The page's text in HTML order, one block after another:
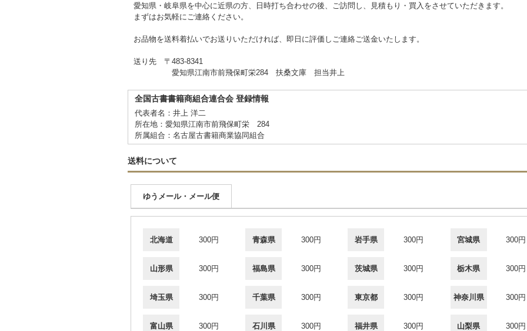
愛知県・岐阜県を中心に近県の方、日時打ち合わせの後、ご訪問し、見積もり・買入をさせていただきます。
まずはお気軽にご連絡ください。
お品物を送料着払いでお送りいただければ、即日に評価しご連絡ご送金いたします。
送り先 〒483-8341
愛知県江南市前飛保町栄284 扶桑文庫 担当井上
全国古書書籍商組合連合会 登録情報
代表者名：井上 洋二
所在地：愛知県江南市前飛保町栄 284
所属組合：名古屋古書籍商業協同組合
送料について
ゆうメール・メール便
北海道 300円 青森県 300円 岩手県 300円 宮城県 300円
山形県 300円 福島県 300円 茨城県 300円 栃木県 300円
埼玉県 300円 千葉県 300円 東京都 300円 神奈川県 300円
富山県 300円 石川県 300円 福井県 300円 山梨県 300円